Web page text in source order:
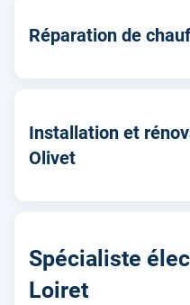
Réparation de
Installation et
Olivet
Spécialiste
Loiret